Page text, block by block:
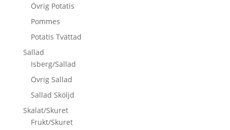
Övrig Potatis
Pommes
Potatis Tvättad
Sallad
Isberg/Sallad
Övrig Sallad
Sallad Sköljd
Skalat/Skuret
Frukt/Skuret